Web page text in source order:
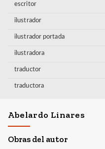
escritor
ilustrador
ilustrador portada
ilustradora
traductor
traductora
Abelardo Linares
Obras del autor